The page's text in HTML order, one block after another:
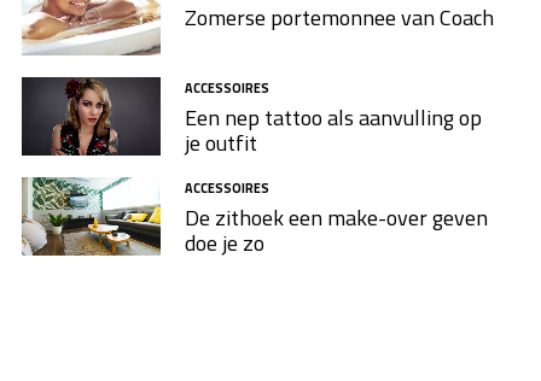
Zomerse portemonnee van Coach
ACCESSOIRES
Een nep tattoo als aanvulling op
je outfit
ACCESSOIRES
De zithoek een make-over geven
doe je zo